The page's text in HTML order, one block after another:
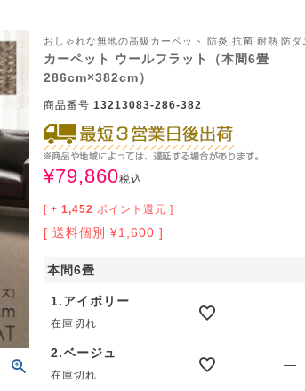
おしゃれな無地の高級カーペット 防炎 抗菌 耐熱 防ダ
カーペット ウールフラット（本間6畳
286cm×382cm）
商品番号 13213083-286-382
¥79,860税込
[ + 1,452 ポイント還元 ]
送料個別 ¥1,600
本間6畳
1.アイボリー
在庫切れ
—
2.ベージュ
在庫切れ
—